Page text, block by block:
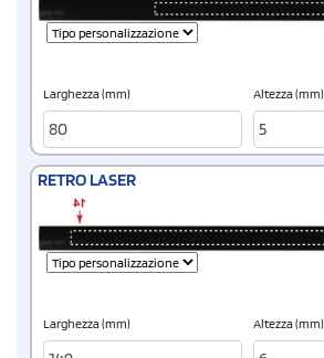
Larghezza (mm) Altezza (mm)
RETRO LASER
Larghezza (mm) Altezza (mm)